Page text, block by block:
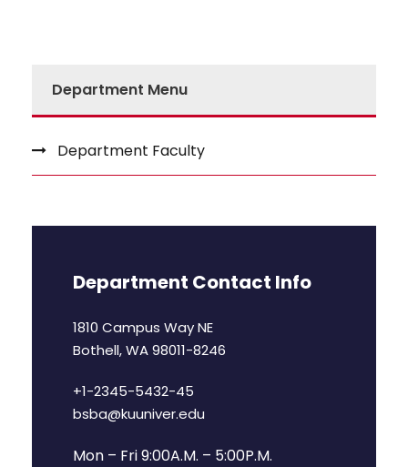
Department Menu
Department Faculty
Department Contact Info
1810 Campus Way NE
Bothell, WA 98011-8246
+1-2345-5432-45
bsba@kuuniver.edu
Mon – Fri 9:00A.M. – 5:00P.M.